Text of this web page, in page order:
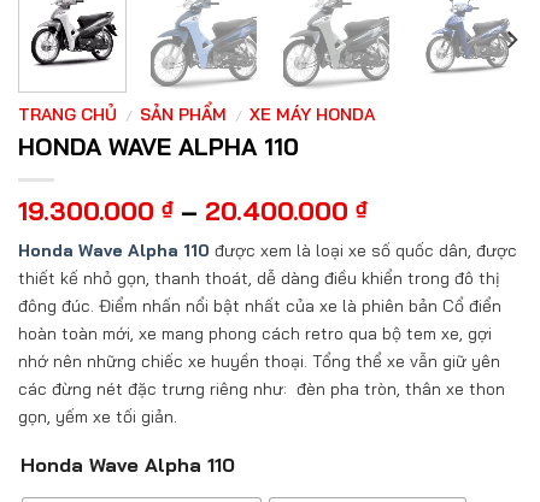
TRANG CHỦ / SẢN PHẨM / XE MÁY HONDA
HONDA WAVE ALPHA 110
19.300.000 ₫ – 20.400.000 ₫Khoảng
giá:
từ
19.300.000 ₫
đến
20.400.000 ₫
Honda Wave Alpha 110 được xem là loại xe số quốc dân, được
thiết kế nhỏ gọn, thanh thoát, dễ dàng điều khiển trong đô thị
đông đúc. Điểm nhấn nổi bật nhất của xe là phiên bản Cổ điển
hoàn toàn mới, xe mang phong cách retro qua bộ tem xe, gợi
nhớ nên những chiếc xe huyền thoại. Tổng thể xe vẫn giữ yên
các đừng nét đặc trưng riêng như: đèn pha tròn, thân xe thon
gọn, yếm xe tối giản.
Honda Wave Alpha 110